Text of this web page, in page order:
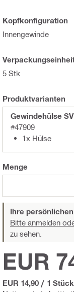
Kopfkonfiguration
Innengewinde
5 Stk
Produktvarianten
Gewindehülse
#47909
1x Hülse
Menge
Ihre
Bitte anmelden
zu sehen.
EUR
EUR 14,90 / 1 Stück